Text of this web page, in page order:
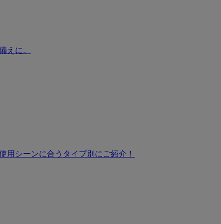
えに。
用シーンに合うタイプ別にご紹介！